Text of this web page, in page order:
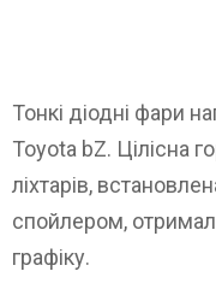
Тонкі діодні фари
Toyota bZ. Цілісна
ліхтарів,
спойлером,
графіку.